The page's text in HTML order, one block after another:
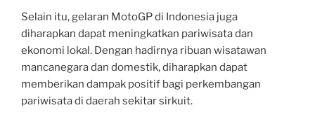
Selain itu, gelaran MotoGP di Indonesia juga
diharapkan dapat meningkatkan pariwisata dan
ekonomi lokal. Dengan hadirnya ribuan wisatawan
mancanegara dan domestik, diharapkan dapat
memberikan dampak positif bagi perkembangan
pariwisata di daerah sekitar sirkuit.